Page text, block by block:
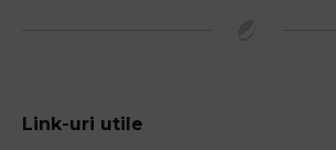
Link-uri utile